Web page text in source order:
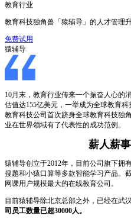
教育行业
教育科技独角兽「猿辅导」的人才管理
免费试用
猿辅导
10月末，教育行业传来一个振奋人心的
估值达155亿美元，一举成为全球教育
教育科技公司首次跻身全球教育科技独
业在世界领域有了代表性的成功范例。
薪人薪
猿辅导创立于2012年，目前公司旗下拥
搜题和小猿口算等多款智能学习产品。
网课用户规模最大的在线教育公司。
目前猿辅导除北京总部之外，已经在武
司员工数量已超30000人。